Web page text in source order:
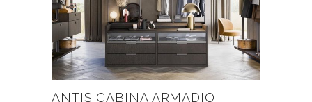
ANTIS CABINA ARMADIO